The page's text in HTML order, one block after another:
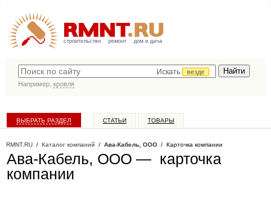
строительство ремонт дом и дача
Искать
везде
Например, кровля
ВЫБРАТЬ РАЗДЕЛ СТАТЬИ ТОВАРЫ
RMNT.RU / Каталог компаний / Ава-Кабель, ООО / Карточка компании
Ава-Кабель, ООО — карточка
компании